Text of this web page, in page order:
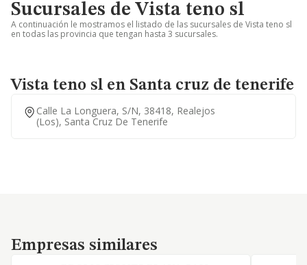
Sucursales de Vista teno sl
A continuación le mostramos el listado de las sucursales de Vista teno sl
en todas las provincia que tengan hasta 3 sucursales.
Vista teno sl en Santa cruz de tenerife
Calle La Longuera, S/n, 38418, Realejos
(los), Santa Cruz De Tenerife
Empresas similares
Empresas similares